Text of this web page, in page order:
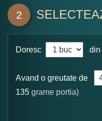
2
Doresc din
Avand o greutate de
135 grame portia)